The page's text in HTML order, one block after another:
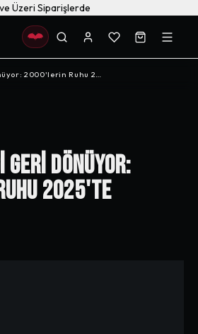
Üzeri Siparişlerde
Dönüyor:
2025'te